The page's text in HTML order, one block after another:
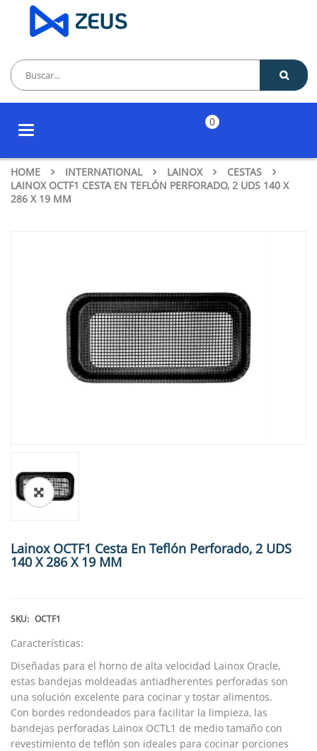
Toggle
0
HOME INTERNATIONAL LAINOX
CESTAS
LAINOX OCTF1 CESTA EN TEFLÓN PERFORADO, 2 UDS 140 X
286 X 19 MM
🔍
Lainox OCTF1 Cesta En Teflón Perforado, 2 UDS
140 X 286 X 19 MM
SKU: OCTF1
Características:
Diseñadas para el horno de alta velocidad Lainox Oracle,
estas bandejas moldeadas antiadherentes perforadas son
una solución excelente para cocinar y tostar alimentos.
Con bordes redondeados para facilitar la limpieza, las
bandejas perforadas Lainox OCTL1 de medio tamaño con
revestimiento de teflón son ideales para cocinar porciones